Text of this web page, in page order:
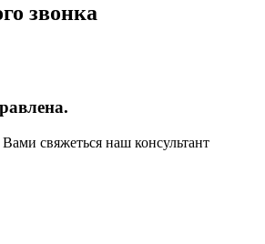
звонка
свяжеться наш консультант